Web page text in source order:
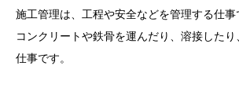
施工管理は、工程や安全などを管理する仕事
コンクリートや鉄骨を運んだり、溶接した
仕事です。